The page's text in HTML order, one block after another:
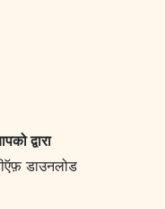
द्वारा
डाउनलोड